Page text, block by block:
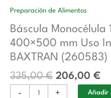
Preparación de Alimentos
Báscula Monocélula
400×500 mm Uso
BAXTRAN (260583)
335,00€
original
335,00 €.
206,00 €
-
150
Base
400x500
mm
Interno
+ Añadir